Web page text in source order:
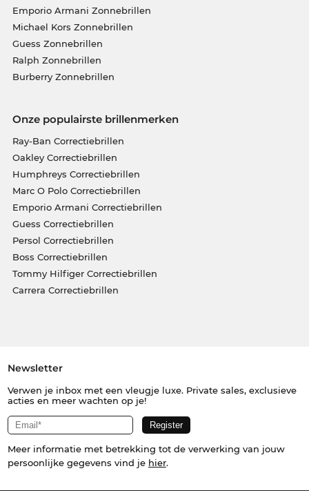
Emporio Armani Zonnebrillen
Michael Kors Zonnebrillen
Guess Zonnebrillen
Ralph Zonnebrillen
Burberry Zonnebrillen
Onze populairste brillenmerken
Ray-Ban Correctiebrillen
Oakley Correctiebrillen
Humphreys Correctiebrillen
Marc O Polo Correctiebrillen
Emporio Armani Correctiebrillen
Guess Correctiebrillen
Persol Correctiebrillen
Boss Correctiebrillen
Tommy Hilfiger Correctiebrillen
Carrera Correctiebrillen
Newsletter
Verwen je inbox met een vleugje luxe. Private sales, exclusieve
acties en meer wachten op je!
Meer informatie met betrekking tot de verwerking van jouw
persoonlijke gegevens vind je hier.